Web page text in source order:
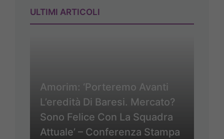
ULTIMI ARTICOLI
Amorim: ‘Porteremo Avanti
L’eredità Di Baresi. Mercato?
Sono Felice Con La Squadra
Attuale’ – Conferenza Stampa